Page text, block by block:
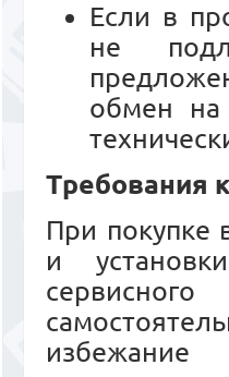
Если в
не
обмен
Требования
При покупке
и